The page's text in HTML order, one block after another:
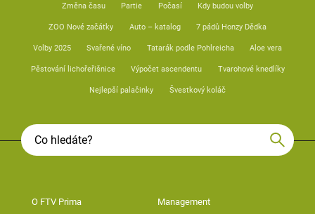
Změna času Partie Počasí Kdy budou volby
ZOO Nové začátky Auto – katalog 7 pádů Honzy Dědka
Volby 2025 Svařené víno Tatarák podle Pohlreicha Aloe vera
Pěstování lichořeřišnice Výpočet ascendentu Tvarohové knedlíky
Nejlepší palačinky Švestkový koláč
O FTV Prima Management